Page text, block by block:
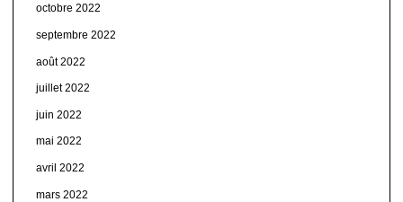
octobre 2022
septembre 2022
août 2022
juillet 2022
juin 2022
mai 2022
avril 2022
mars 2022